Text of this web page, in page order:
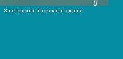
Suis ton cœur il connait le chemin